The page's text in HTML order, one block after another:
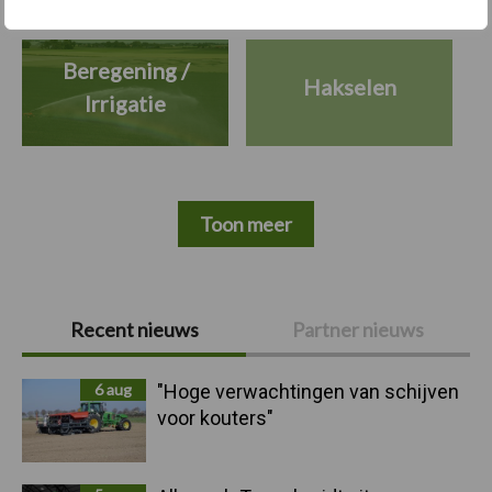
Primaire
Sidebar
Recent nieuws Partner nieuws
6 aug
"Hoge verwachtingen van schijven
voor kouters"
Beregening /
Irrigatie
Hakselen
Toon meer